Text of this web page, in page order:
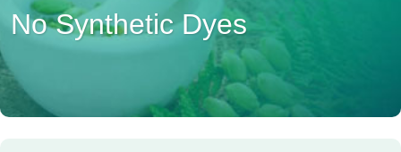
No Synthetic Dyes